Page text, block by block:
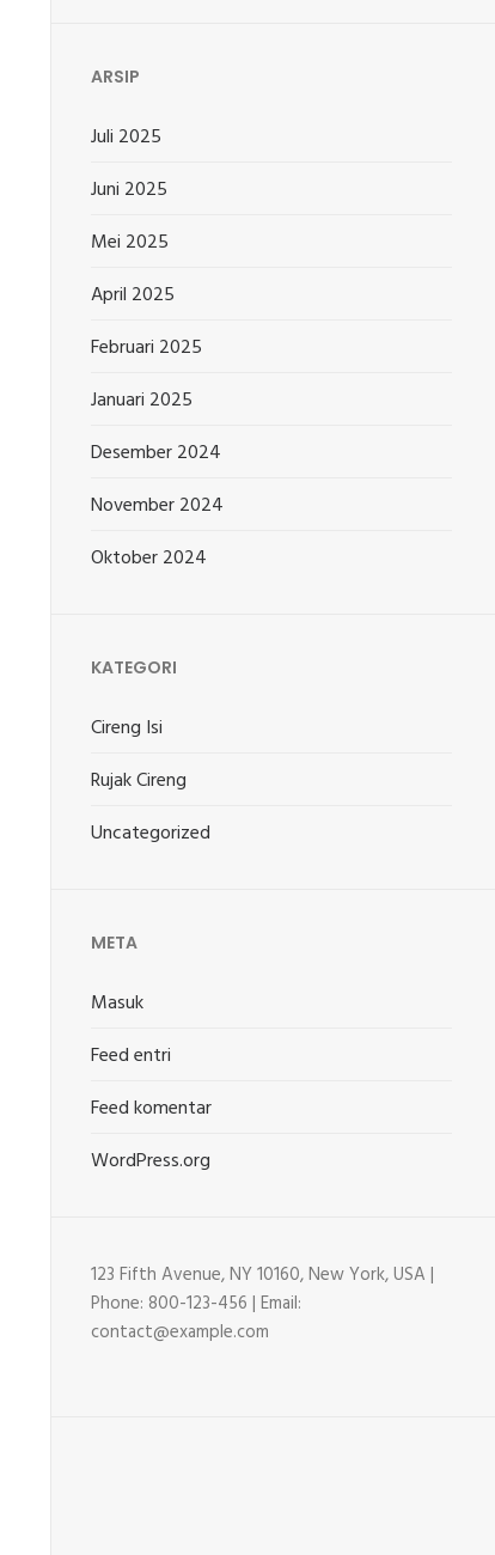
ARSIP
Juli 2025
Juni 2025
Mei 2025
April 2025
Februari 2025
Januari 2025
Desember 2024
November 2024
Oktober 2024
KATEGORI
Cireng Isi
Rujak Cireng
Uncategorized
META
Masuk
Feed entri
Feed komentar
WordPress.org
123 Fifth Avenue, NY 10160, New York, USA |
Phone: 800-123-456 | Email:
contact@example.com